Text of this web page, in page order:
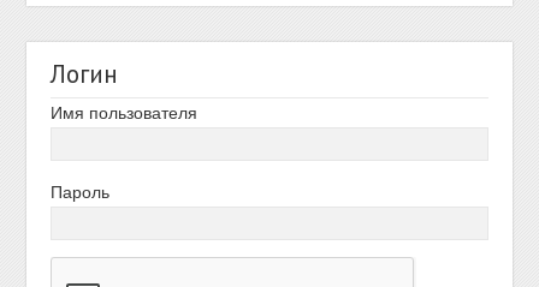
Логин
Имя пользователя
Пароль